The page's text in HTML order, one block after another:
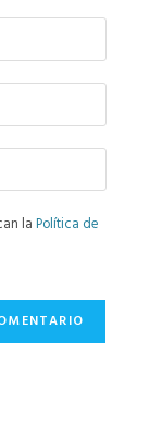
la Política de